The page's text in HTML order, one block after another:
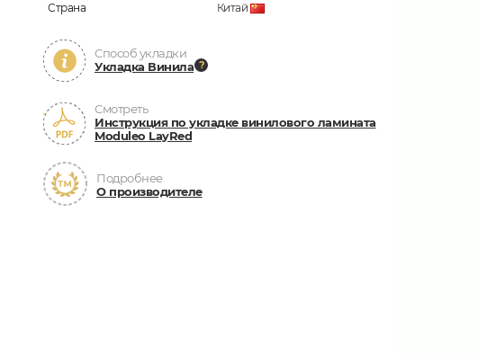
Страна
Китай
Способ укладки
Укладка Винила
Смотреть
Инструкция по укладке винилового ламината
Moduleo LayRed
Подробнее
О производителе